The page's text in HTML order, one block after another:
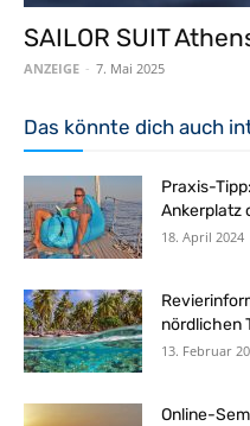
SAILOR SUIT
ANZEIGE - 7. Mai 2025
Das könnte dich auch
Praxis-
Ankerplatz
18. April 2024
nördlichen
13. Februar
Online-